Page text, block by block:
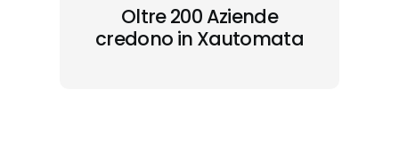
Oltre 200 Aziende
credono in Xautomata